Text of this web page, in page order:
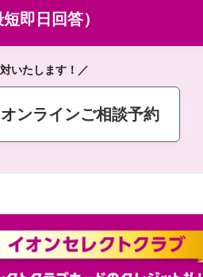
即日回答）
いたします！／
オンラインご相談予約